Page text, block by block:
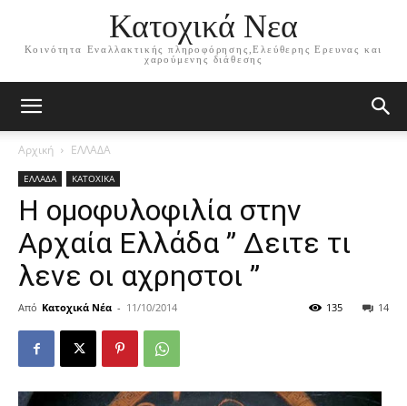
Κατοχικά Νεα
Κοινότητα Εναλλακτικής πληροφόρησης,Ελεύθερης Ερευνας και
χαρούμενης διάθεσης
Αρχική ΕΛΛΑΔΑ
ΕΛΛΑΔΑ ΚΑΤΟΧΙΚΑ
Η ομοφυλοφιλία στην
Αρχαία Ελλάδα ” Δειτε τι
λενε οι αχρηστοι ”
Από Κατοχικά Νέα - 11/10/2014 14
135